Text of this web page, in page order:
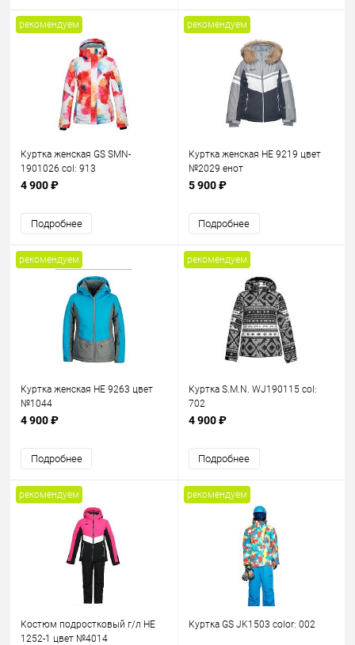
рекомендуем
Куртка женская GS SMN-
1901026 col: 913
4 900 ₽
Подробнее
рекомендуем
Куртка женская HE 9219 цвет
№2029 енот
5 900 ₽
Подробнее
рекомендуем
Куртка женская HE 9263 цвет
№1044
4 900 ₽
Подробнее
рекомендуем
Куртка S.M.N. WJ190115 col:
702
4 900 ₽
Подробнее
рекомендуем
Костюм подростковый г/л HE
1252-1 цвет №4014
рекомендуем
Куртка GS JK1503 color: 002